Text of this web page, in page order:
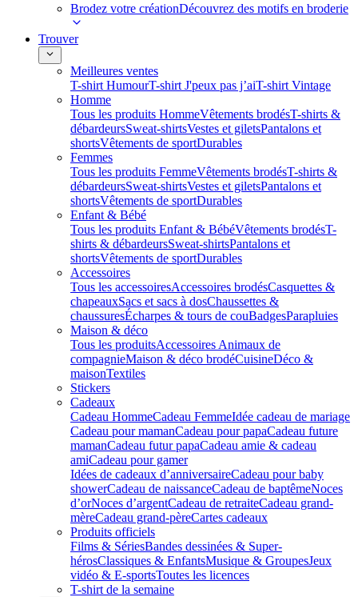
Brodez votre créationDécouvrez des motifs en broderie
Trouver
Meilleures ventes
T-shirt HumourT-shirt J'peux pas j’aiT-shirt Vintage
Homme
Tous les produits HommeVêtements brodésT-shirts &
débardeursSweat-shirtsVestes et giletsPantalons et
shortsVêtements de sportDurables
Femmes
Tous les produits FemmeVêtements brodésT-shirts &
débardeursSweat-shirtsVestes et giletsPantalons et
shortsVêtements de sportDurables
Enfant & Bébé
Tous les produits Enfant & BébéVêtements brodésT-
shirts & débardeursSweat-shirtsPantalons et
shortsVêtements de sportDurables
Accessoires
Tous les accessoiresAccessoires brodésCasquettes &
chapeauxSacs et sacs à dosChaussettes &
chaussuresÉcharpes & tours de couBadgesParapluies
Maison & déco
Tous les produitsAccessoires Animaux de
compagnieMaison & déco brodéCuisineDéco &
maisonTextiles
Stickers
Cadeaux
Cadeau HommeCadeau FemmeIdée cadeau de mariage​
Cadeau pour mamanCadeau pour papaCadeau future
mamanCadeau futur papaCadeau amie & cadeau
amiCadeau pour gamer
Idées de cadeaux d’anniversaireCadeau pour baby
showerCadeau de naissanceCadeau de baptêmeNoces
d’orNoces d’argentCadeau de retraiteCadeau grand-
mèreCadeau grand-pèreCartes cadeaux
Produits officiels
Films & SériesBandes dessinées & Super-
hérosClassiques & EnfantsMusique & GroupesJeux
vidéo & E-sportsToutes les licences
T-shirt de la semaine